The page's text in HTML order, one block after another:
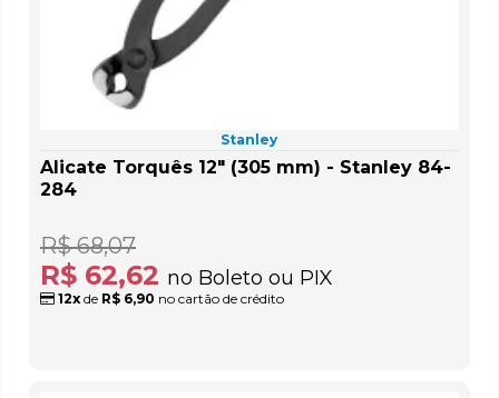
Stanley
Alicate Torquês 12" (305 mm) - Stanley 84-
284
R$ 62,62 no Boleto ou PIX
R$ 68,07
12x de R$ 6,90 no cartão de crédito